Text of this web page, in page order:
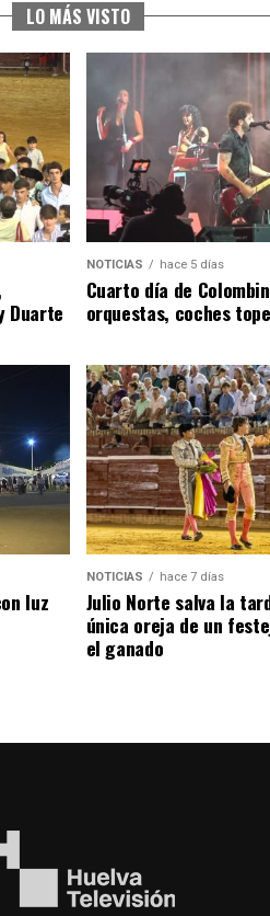
LO MÁS VISTO
Duarte
NOTICIAS hace 5 días
Cuarto día de
orquestas, coches
luz
NOTICIAS hace 7 días
Julio Norte salva la
única oreja de un
el ganado